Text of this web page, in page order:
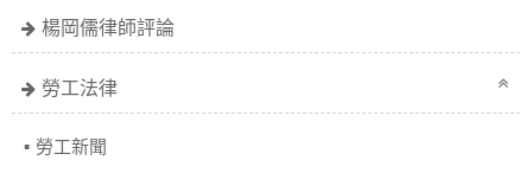
楊岡儒律師評論
勞工法律
勞工新聞